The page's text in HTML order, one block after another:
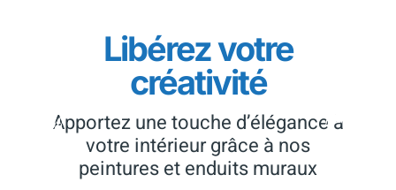
Libérez votre
créativité
Apportez une touche d’élégance à
votre intérieur grâce à nos
peintures et enduits muraux